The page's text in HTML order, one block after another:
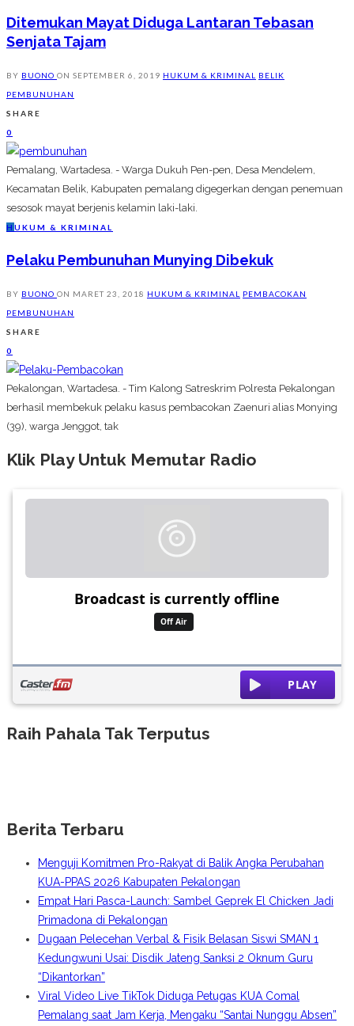
Ditemukan Mayat Diduga Lantaran Tebasan
Senjata Tajam
BY BUONO ON SEPTEMBER 6, 2019 HUKUM & KRIMINAL
BELIK
PEMBUNUHAN
SHARE
0
Pemalang, Wartadesa. - Warga Dukuh Pen-pen, Desa Mendelem,
Kecamatan Belik, Kabupaten pemalang digegerkan dengan penemuan
sesosok mayat berjenis kelamin laki-laki.
H UKUM & KRIMINAL
Pelaku Pembunuhan Munying Dibekuk
BY BUONO ON MARET 23, 2018 HUKUM & KRIMINAL
PEMBACOKAN
PEMBUNUHAN
SHARE
0
Pekalongan, Wartadesa. - Tim Kalong Satreskrim Polresta Pekalongan
berhasil membekuk pelaku kasus pembacokan Zaenuri alias Monying
(39), warga Jenggot, tak
Klik Play Untuk Memutar Radio
Raih Pahala Tak Terputus
Berita Terbaru
Menguji Komitmen Pro-Rakyat di Balik Angka Perubahan
KUA-PPAS 2026 Kabupaten Pekalongan
Empat Hari Pasca-Launch: Sambel Geprek El Chicken Jadi
Primadona di Pekalongan
Dugaan Pelecehan Verbal & Fisik Belasan Siswi SMAN 1
Kedungwuni Usai: Disdik Jateng Sanksi 2 Oknum Guru
“Dikantorkan”
Viral Video Live TikTok Diduga Petugas KUA Comal
Pemalang saat Jam Kerja, Mengaku “Santai Nunggu Absen”